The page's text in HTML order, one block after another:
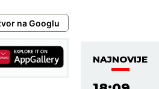
na Googlu
NAJNOVIJE